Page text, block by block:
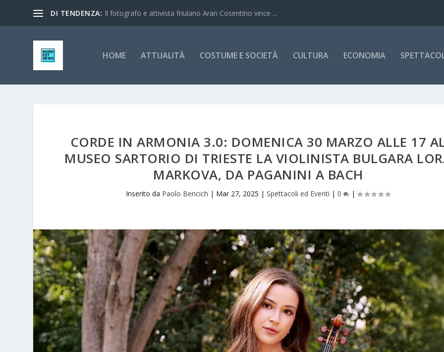
DI TENDENZA: Il fotografo e attivista friulano Aran Cosentino vince ...
HOME ATTUALITÀ COSTUME E SOCIETÀ CULTURA ECONOMIA
CORDE IN ARMONIA 3.0: DOMENICA 30 MARZO ALLE 17
MUSEO SARTORIO DI TRIESTE LA VIOLINISTA BULGARA
MARKOVA, DA PAGANINI A BACH
Inserito da Paolo Bencich | Mar 27, 2025 |Spettacoli ed Eventi |0 |